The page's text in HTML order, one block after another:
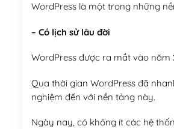
WordPress là một trong những
– Có lịch sử lâu đời
WordPress được ra mắt vào năm
Qua thời gian WordPress đã
nghiệm đến với nền tảng này.
Ngày nay, có không ít các hệ